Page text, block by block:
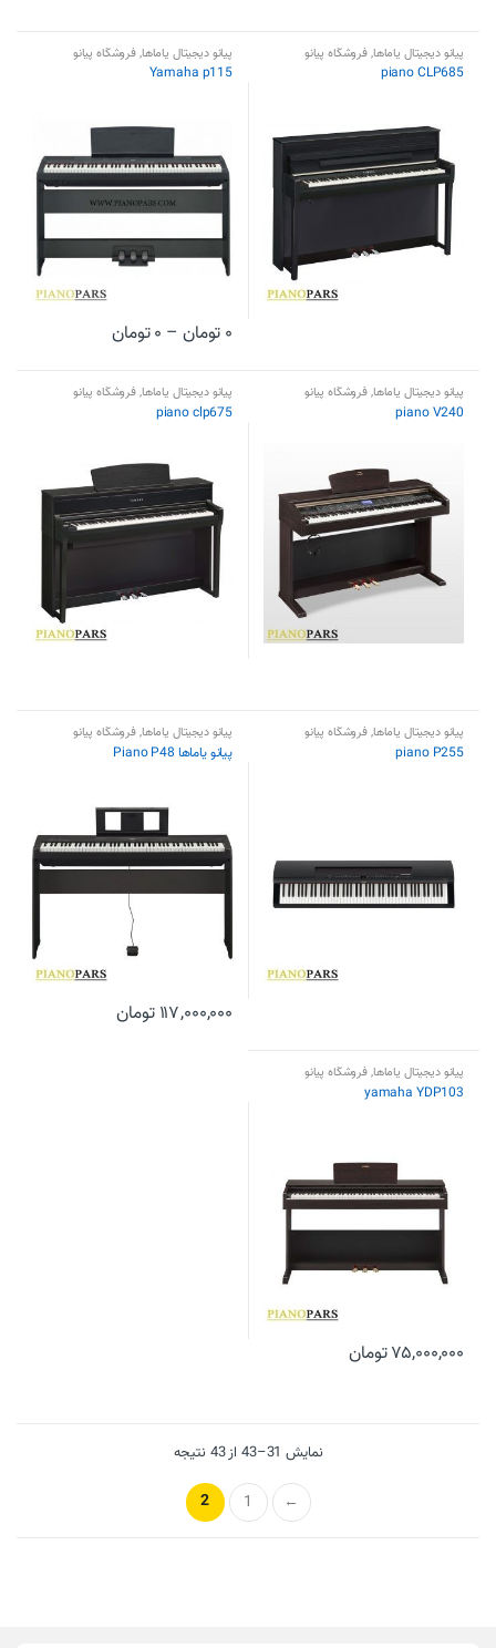
پیانو دیجیتال یاماها,فروشگاه پیانو
piano CLP685
پیانو دیجیتال یاماها,فروشگاه پیانو
Yamaha p115
۰ تومان – ۰تومان
پیانو دیجیتال یاماها,فروشگاه پیانو
piano V240
پیانو دیجیتال یاماها,فروشگاه پیانو
piano clp675
پیانو دیجیتال یاماها,فروشگاه پیانو
piano P255
پیانو دیجیتال یاماها,فروشگاه پیانو
پیانو یاماها Piano P48
۱۱۷,۰۰۰,۰۰۰ تومان
پیانو دیجیتال یاماها,فروشگاه پیانو
yamaha YDP103
۷۵,۰۰۰,۰۰۰تومان
نمایش 31–43 از 43 نتیجه
←
1
2